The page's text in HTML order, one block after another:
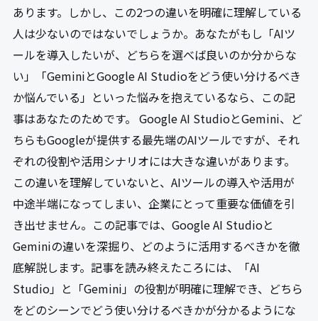
あります。しかし、この2つの違いを明確に理解している
人は少ないのではないでしょうか。あなたがもし「AIツ
ールを導入したいが、どちらを選べば良いのか分からな
い」「GeminiとGoogle AI Studioをどう使い分けるべき
か悩んでいる」といった悩みを抱えているなら、この記
事はあなたのためです。 Google AI StudioとGemini、ど
ちらもGoogleが提供する最先端のAIツールですが、それ
ぞれの役割や活用シナリオには大きな違いがあります。
この違いを理解していないと、AIツールの導入や活用が
中途半端になってしまい、企業にとって重要な価値を引
き出せません。この記事では、Google AI Studioと
Geminiの違いを深掘り、どのように活用するべきかを徹
底解説します。記事を読み終えたころには、「AI
Studio」と「Gemini」の役割が明確に理解でき、どちら
をどのシーンでどう使い分けるべきかが分かるようにな